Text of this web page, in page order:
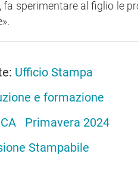
fa sperimentare al figlio le
Ufficio Stampa
e formazione
Primavera 2024
Stampabile